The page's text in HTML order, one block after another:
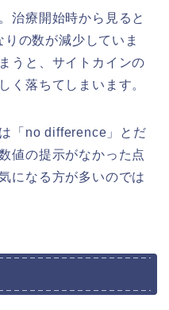
治療開始時から見ると
の数が減少していま
うと、サイトカインの
く落ちてしまいます。
「no difference」とだ
値の提示がなかった点
になる方が多いのでは